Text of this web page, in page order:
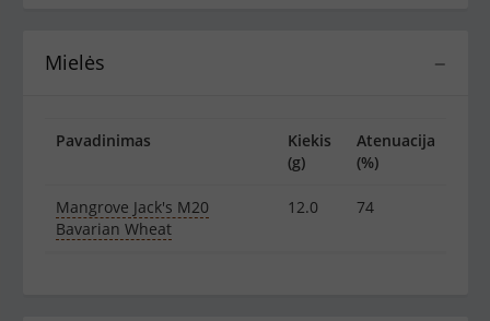
−
Mielės
Pavadinimas
Kiekis
(g)
Atenuacija
(%)
Mangrove Jack's M20
Bavarian Wheat
12.0 74